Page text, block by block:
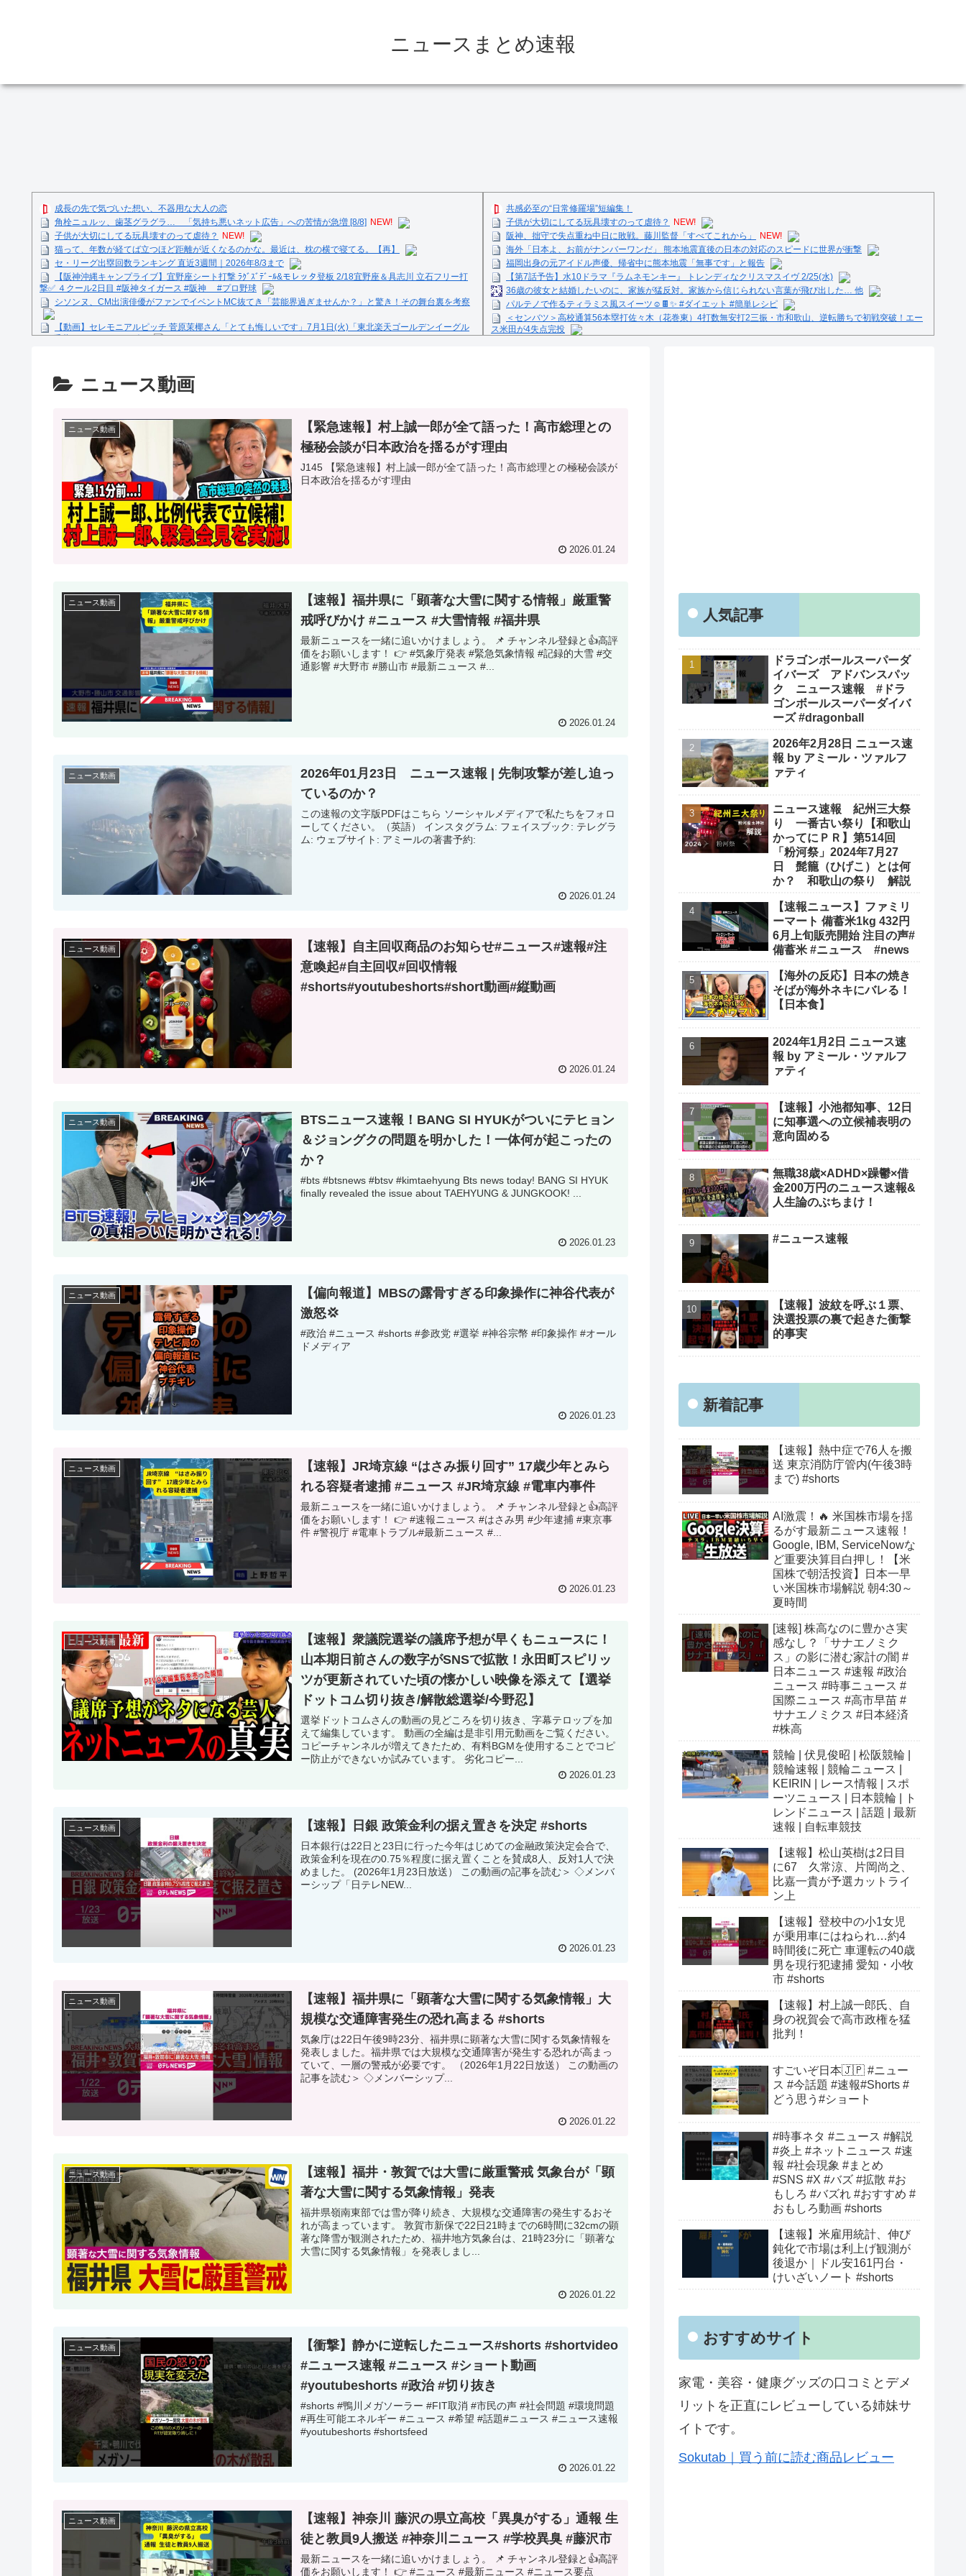
ニュースまとめ速報
成長の先で気づいた想い、不器用な大人の恋
角栓ニュルッ、歯茎グラグラ… 「気持ち悪いネット広告」への苦情が急増 [8/8] NEW!
子供が大切にしてる玩具壊すのって虐待？
NEW!
猫って、年数が経てば立つほど距離が近くなるのかな。最近は、枕の横で寝てる。【再】
セ・リーグ出塁回数ランキング 直近3週間｜2026年8/3まで
【阪神沖縄キャンプライブ】宜野座シート打撃 ﾗｸﾞｽﾞﾃﾞｰﾙ&モレッタ登板 2/18宜野座＆具志川 立石フリー打
撃✅ ４クール2日目 #阪神タイガース #阪神 #プロ野球
シソンヌ、CM出演俳優がファンでイベントMC抜てき「芸能界過ぎませんか？」と驚き！その舞台裏を考察
【動画】セレモニアルピッチ 菅原茉椰さん「とても悔しいです」7月1日(火)「東北楽天ゴールデンイーグル
ス×千葉ロッテマリーンズ」
Powered by livedoor 相互RSS
共感必至の“日常修羅場”短編集！
子供が大切にしてる玩具壊すのって虐待？
NEW!
阪神、拙守で失点重ね中日に敗戦。藤川監督「すべてこれから」
NEW!
海外「日本よ、お前がナンバーワンだ」 熊本地震直後の日本の対応のスピードに世界が衝撃
福岡出身の元アイドル声優、帰省中に熊本地震「無事です」と報告
【第7話予告】水10ドラマ『ラムネモンキー』 トレンディなクリスマスイヴ 2/25(水)
36歳の彼女と結婚したいのに、家族が猛反対。家族から信じられない言葉が飛び出した… 他
パルテノで作るティラミス風スイーツ☺️🍫✨ #ダイエット #簡単レシピ
＜センバツ＞高校通算56本塁打佐々木（花巻東）4打数無安打2三振・市和歌山、逆転勝ちで初戦突破！エー
ス米田が4失点完投
ニュース動画
ニュース動画
【緊急速報】村上誠一郎が全て語った！高市総理との
極秘会談が日本政治を揺るがす理由
J145 【緊急速報】村上誠一郎が全て語った！高市総理との極秘会談が
日本政治を揺るがす理由
2026.01.24
ニュース動画
【速報】福井県に「顕著な大雪に関する情報」厳重警
戒呼びかけ #ニュース #大雪情報 #福井県
最新ニュースを一緒に追いかけましょう。 📌 チャンネル登録と👍高評
価をお願いします！ 👉 #気象庁発表 #緊急気象情報 #記録的大雪 #交
通影響 #大野市 #勝山市 #最新ニュース #...
2026.01.24
ニュース動画
2026年01月23日 ニュース速報 | 先制攻撃が差し迫っ
ているのか？
この速報の文字版PDFはこちら ソーシャルメディアで私たちをフォロ
ーしてください。（英語） インスタグラム: フェイスブック: テレグラ
ム: ウェブサイト: アミールの著書予約:
2026.01.24
ニュース動画
【速報】自主回収商品のお知らせ#ニュース#速報#注
意喚起#自主回収#回収情報
#shorts#youtubeshorts#short動画#縦動画
2026.01.24
ニュース動画
BTSニュース速報！BANG SI HYUKがついにテヒョン
＆ジョングクの問題を明かした！一体何が起こったの
か？
#bts #btsnews #btsv #kimtaehyung Bts news today! BANG SI HYUK
finally revealed the issue about TAEHYUNG & JUNGKOOK! ...
2026.01.23
ニュース動画
【偏向報道】MBSの露骨すぎる印象操作に神谷代表が
激怒💢
#政治 #ニュース #shorts #参政党 #選挙 #神谷宗幣 #印象操作 #オール
ドメディア
2026.01.23
ニュース動画
【速報】JR埼京線 “はさみ振り回す” 17歳少年とみら
れる容疑者逮捕 #ニュース #JR埼京線 #電車内事件
最新ニュースを一緒に追いかけましょう。 📌 チャンネル登録と👍高評
価をお願いします！ 👉 #速報ニュース #はさみ男 #少年逮捕 #東京事
件 #警視庁 #電車トラブル#最新ニュース #...
2026.01.23
ニュース動画
【速報】衆議院選挙の議席予想が早くもニュースに！
山本期日前さんの数字がSNSで拡散！永田町スピリッ
ツが更新されていた頃の懐かしい映像を添えて【選挙
ドットコム切り抜き/解散総選挙/今野忍】
選挙ドットコムさんの動画の見どころを切り抜き、字幕テロップを加
えて編集しています。 動画の全編は是非引用元動画をご覧ください。
コピーチャンネルが増えてきたため、有料BGMを使用することでコピ
ー防止ができないか試みています。 劣化コピー...
2026.01.23
ニュース動画 【速報】日銀 政策金利の据え置きを決定 #shorts
日本銀行は22日と23日に行った今年はじめての金融政策決定会合で、
政策金利を現在の0.75％程度に据え置くことを賛成8人、反対1人で決
めました。 (2026年1月23日放送） この動画の記事を読む＞ ◇メンバ
ーシップ「日テレNEW...
2026.01.23
ニュース動画
【速報】福井県に「顕著な大雪に関する気象情報」大
規模な交通障害発生の恐れ高まる #shorts
気象庁は22日午後9時23分、福井県に顕著な大雪に関する気象情報を
発表しました。福井県では大規模な交通障害が発生する恐れが高まっ
ていて、一層の警戒が必要です。 （2026年1月22日放送） この動画の
記事を読む＞ ◇メンバーシップ...
2026.01.22
ニュース動画
【速報】福井・敦賀では大雪に厳重警戒 気象台が「顕
著な大雪に関する気象情報」発表
福井県嶺南東部では雪が降り続き、大規模な交通障害の発生するおそ
れが高まっています。 敦賀市新保で22日21時までの6時間に32cmの顕
著な降雪が観測されたため、福井地方気象台は、21時23分に「顕著な
大雪に関する気象情報」を発表しまし...
2026.01.22
ニュース動画
【衝撃】静かに逆転したニュース#shorts #shortvideo
#ニュース速報 #ニュース #ショート動画
#youtubeshorts #政治 #切り抜き
#shorts #鴨川メガソーラー #FIT取消 #市民の声 #社会問題 #環境問題
#再生可能エネルギー #ニュース #希望 #話題#ニュース #ニュース速報
#youtubeshorts #shortsfeed
2026.01.22
ニュース動画
【速報】神奈川 藤沢の県立高校「異臭がする」通報 生
徒と教員9人搬送 #神奈川ニュース #学校異臭 #藤沢市
最新ニュースを一緒に追いかけましょう。 📌 チャンネル登録と👍高評
価をお願いします！ 👉 #ニュース #最新ニュース #ニュース要点
人気記事
ドラゴンボールスーパーダ
イバーズ アドバンスパッ
ク ニュース速報 #ドラ
ゴンボールスーパーダイバ
ーズ #dragonball
2026年2月28日 ニュース速
報 by アミール・ツァルフ
ァティ
ニュース速報 紀州三大祭
り 一番古い祭り【和歌山
かってにＰＲ】第514回
「粉河祭」2024年7月27
日 髭籠（ひげこ）とは何
か？ 和歌山の祭り 解説
【速報ニュース】ファミリ
ーマート 備蓄米1kg 432円
6月上旬販売開始 注目の声#
備蓄米 #ニュース #news
【海外の反応】日本の焼き
そばが海外ネキにバレる！
【日本食】
2024年1月2日 ニュース速
報 by アミール・ツァルフ
ァティ
【速報】小池都知事、12日
に知事選への立候補表明の
意向固める
無職38歳×ADHD×躁鬱×借
金200万円のニュース速報&
人生論のぶちまけ！
#ニュース速報
【速報】波紋を呼ぶ１票、
決選投票の裏で起きた衝撃
的事実
新着記事
【速報】熱中症で76人を搬
送 東京消防庁管内(午後3時
まで) #shorts
AI激震！🔥 米国株市場を揺
るがす最新ニュース速報！
Google, IBM, ServiceNowな
ど重要決算目白押し！【米
国株で朝活投資】日本一早
い米国株市場解説 朝4:30～
夏時間
[速報] 株高なのに豊かさ実
感なし？「サナエノミク
ス」の影に潜む家計の闇 #
日本ニュース #速報 #政治
ニュース #時事ニュース #
国際ニュース #高市早苗 #
サナエノミクス #日本経済
#株高
競輪 | 伏見俊昭 | 松阪競輪 |
競輪速報 | 競輪ニュース |
KEIRIN | レース情報 | スポ
ーツニュース | 日本競輪 | ト
レンドニュース | 話題 | 最新
速報 | 自転車競技
【速報】松山英樹は2日目
に67 久常涼、片岡尚之、
比嘉一貴が予選カットライ
ン上
【速報】登校中の小1女児
が乗用車にはねられ…約4
時間後に死亡 車運転の40歳
男を現行犯逮捕 愛知・小牧
市 #shorts
【速報】村上誠一郎氏、自
身の祝賀会で高市政権を猛
批判！
すごいぞ日本🇯🇵 #ニュー
ス #今話題 #速報#Shorts #
どう思う#ショート
#時事ネタ #ニュース #解説
#炎上 #ネットニュース #速
報 #社会現象 #まとめ
#SNS #X #バズ #拡散 #お
もしろ #バズれ #おすすめ #
おもしろ動画 #shorts
【速報】米雇用統計、伸び
鈍化で市場は利上げ観測が
後退か｜ドル安161円台・
けいざいノート #shorts
おすすめサイト
家電・美容・健康グッズの口コミとデメ
リットを正直にレビューしている姉妹サ
イトです。
Sokutab｜買う前に読む商品レビュー